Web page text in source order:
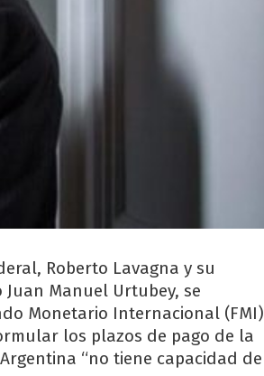
Roberto Lavagna y su
Manuel Urtubey, se
Monetario Internacional (FMI)
los plazos de pago de la
“no tiene capacidad de